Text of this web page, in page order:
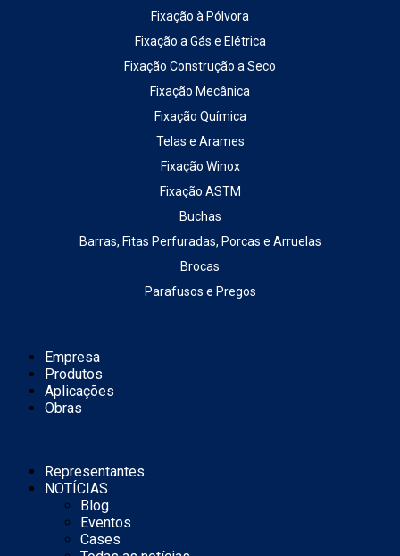
Fixação à Pólvora
Fixação a Gás e Elétrica
Fixação Construção a Seco
Fixação Mecânica
Fixação Química
Telas e Arames
Fixação Winox
Fixação ASTM
Buchas
Barras, Fitas Perfuradas, Porcas e Arruelas
Brocas
Parafusos e Pregos
Empresa
Produtos
Aplicações
Obras
Representantes
NOTÍCIAS
Blog
Eventos
Cases